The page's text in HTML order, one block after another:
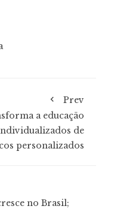
Prev
a educação
de
personalizados
no Brasil;